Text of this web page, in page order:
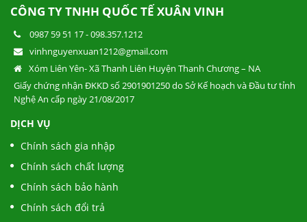
KHUYẾN MÃI NGÀY THẾ GIỚI KHÔNG HÚT
THUỐC LÁ - NGÀY QT THIẾU NHI 1/6!
Mừng Lễ Lớn - Tưng Bừng Khuyễn Mãi
CÔNG TY TNHH QUỐC TẾ XUÂN VINH
0987 59 51 17-098.357.1212
vinhnguyenxuan1212@gmail.com
Xóm Liên Yên- Xã Thanh Liên Huyện Thanh Chương – NA
Giấy chứng nhận ĐKKD số 2901901250 do Sở Kế hoạch và Đầu tư tỉnh
Nghệ An cấp ngày 21/08/2017
DỊCH VỤ
Chính sách gia nhập
Chính sách chất lượng
Chính sách bảo hành
Chính sách đổi trả